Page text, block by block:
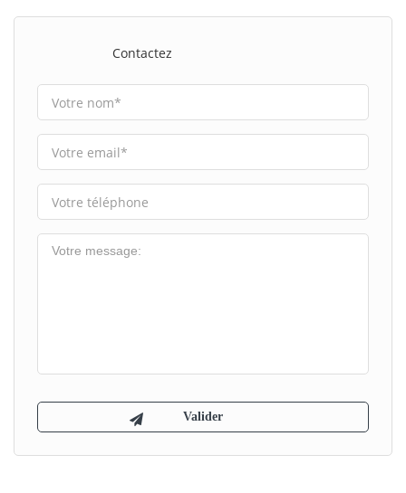
Contactez